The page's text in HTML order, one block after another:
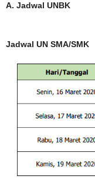
A. Jadwal UNBK
Jadwal UN SMA/SMK